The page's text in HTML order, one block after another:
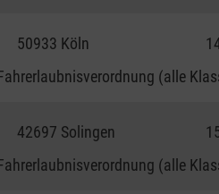
50933 Köln
(alle
42697 Solingen
(alle